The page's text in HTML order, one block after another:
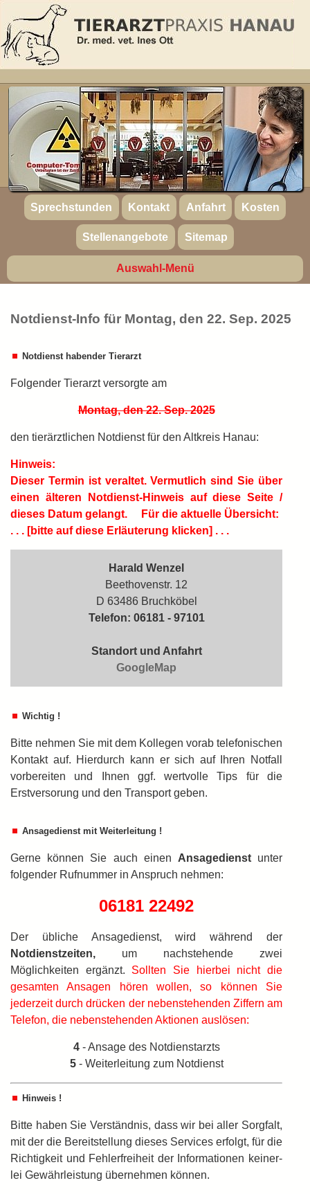
Sprechstunden Kontakt Anfahrt Kosten
Stellenangebote Sitemap
Auswahl-Menü
Notdienst-Info für Montag, den 22. Sep. 2025
Notdienst habender Tierarzt
Folgender Tierarzt versorgte am
Montag, den 22. Sep. 2025
den tierärztlichen Notdienst für den Altkreis Hanau:
Hinweis:
Dieser Termin ist veraltet.Vermutlich sind Sie über
einen älteren Notdienst-Hinweis auf diese Seite /
dieses Datum gelangt.
Für die aktuelle Übersicht:
. . . [bitte auf diese Erläuterung klicken] . . .
Harald Wenzel
Beethovenstr. 12
D 63486 Bruchköbel
Telefon: 06181 - 97101
Standort und Anfahrt
GoogleMap
Wichtig !
Bitte nehmen Sie mit dem Kollegen vorab telefonischen
Kontakt auf. Hierdurch kann er sich auf Ihren Notfall
vorbereiten und Ihnen ggf. wertvolle Tips für die
Erstversorung und den Transport geben.
Ansagedienst mit Weiterleitung !
Gerne können Sie auch einen An­sa­ge­dienstunter
folgender Rufnummer in An­spruch nehmen:
06181 22492
Der übliche Ansagedienst, wird während der
Notdienstzeiten, um nachstehende zwei
Möglichkeiten ergänzt. Sollten Sie hierbei nicht die
gesamten Ansagen hören wollen, so können Sie
jederzeit durch drücken der nebenstehenden Ziffern am
Telefon, die nebenstehenden Aktionen auslösen:
4- Ansage des Notdienstarzts
5- Weiterleitung zum Notdienst
Hinweis !
Bitte haben Sie Verständnis, dass wir bei aller Sorgfalt,
mit der die Bereitstellung dieses Services erfolgt, für die
Richtigkeit und Fehlerfreiheit der Informationen keiner­
lei Gewährleistung übernehmen können.